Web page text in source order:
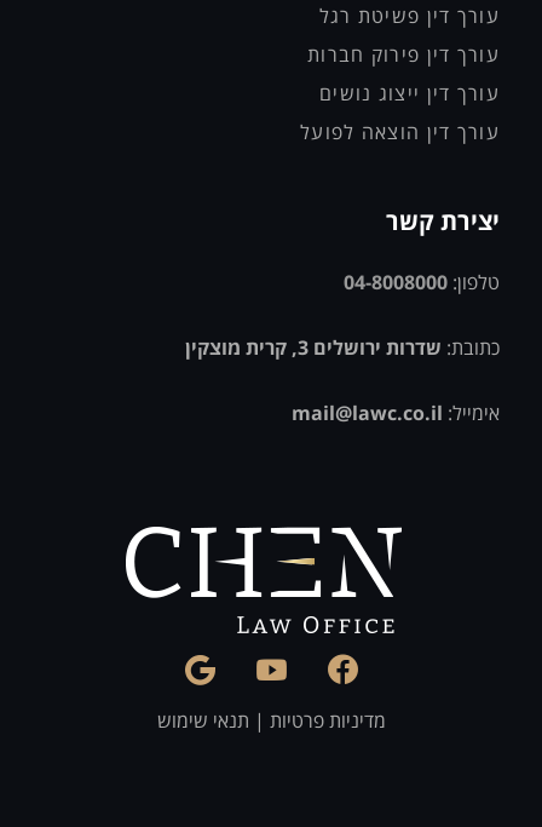
עורך דין פשיטת רגל
עורך דין פירוק חברות
עורך דין ייצוג נושים
עורך דין הוצאה לפועל
יצירת קשר
טלפון: 04-8008000
כתובת: שדרות ירושלים 3, קרית מוצקין
אימייל: mail@lawc.co.il
מדיניות פרטיות | תנאי שימוש